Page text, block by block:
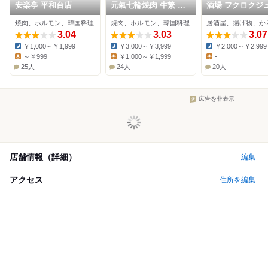
安楽亭 平和台店
焼肉、ホルモン、韓国料理
3.04
Dinner:
￥1,000～￥1,999
Lunch:
～￥999
25人
元氣七輪焼肉 牛繁 要
町店
焼肉、ホルモン、韓国料理
3.03
Dinner:
￥3,000～￥3,999
Lunch:
￥1,000～￥1,999
24人
酒場 フクロクジ
居酒屋、揚げ物、か
3.07
Dinner:
￥2,000～￥2,999
Lunch:
-
20人
広告を非表示
店舗情報（詳細） 編集
アクセス 住所を編集